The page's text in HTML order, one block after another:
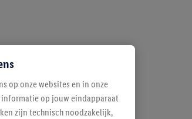
op onze websites en in onze
op jouw eindapparaat
zijn technisch noodzakelijk,